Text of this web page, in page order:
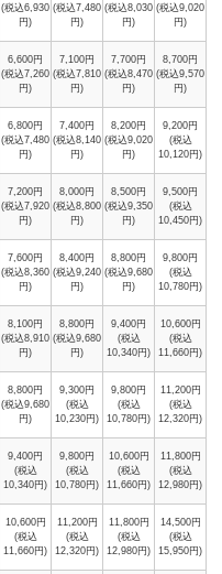
(税込6,930
円)
(税込7,480
円)
(税込8,030
円)
(税込9,020
円)
6,600円
(税込7,260
円)
7,100円
(税込7,810
円)
7,700円
(税込8,470
円)
8,700円
(税込9,570
円)
6,800円
(税込7,480
円)
7,400円
(税込8,140
円)
8,200円
(税込9,020
円)
9,200円
(税込
10,120円)
7,200円
(税込7,920
円)
8,000円
(税込8,800
円)
8,500円
(税込9,350
円)
9,500円
(税込
10,450円)
7,600円
(税込8,360
円)
8,400円
(税込9,240
円)
8,800円
(税込9,680
円)
9,800円
(税込
10,780円)
8,100円
(税込8,910
円)
8,800円
(税込9,680
円)
9,400円
(税込
10,340円)
10,600円
(税込
11,660円)
8,800円
(税込9,680
円)
9,300円
(税込
10,230円)
9,800円
(税込
10,780円)
11,200円
(税込
12,320円)
9,400円
(税込
10,340円)
9,800円
(税込
10,780円)
10,600円
(税込
11,660円)
11,800円
(税込
12,980円)
10,600円
(税込
11,660円)
11,200円
(税込
12,320円)
11,800円
(税込
12,980円)
14,500円
(税込
15,950円)